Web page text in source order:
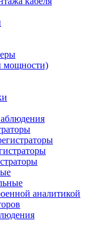
мощности)
аналитикой